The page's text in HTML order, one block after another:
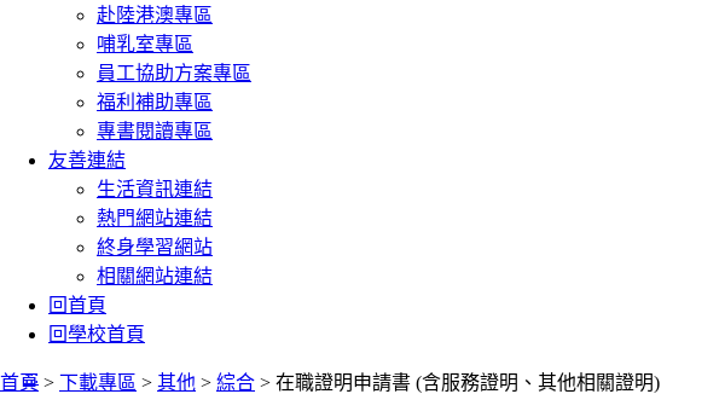
赴陸港澳專區
哺乳室專區
員工協助方案專區
福利補助專區
專書閱讀專區
友善連結
生活資訊連結
熱門網站連結
終身學習網站
相關網站連結
回首頁
回學校首頁
:::
首頁 > 下載專區 > 其他 > 綜合 > 在職證明申請書 (含服務證明、其他相關證明)